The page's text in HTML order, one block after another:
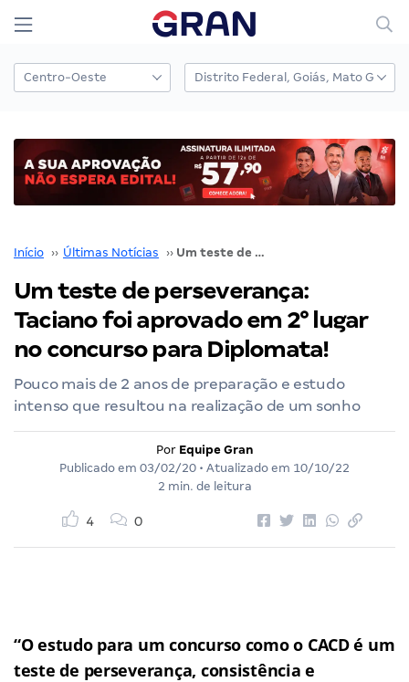
Início ›› Últimas Notícias ›› Um teste de perseverança: Taciano foi aprovado em 2° lugar no concurso para Diplomata!
Um teste de perseverança:
Taciano foi aprovado em 2° lugar
no concurso para Diplomata!
Pouco mais de 2 anos de preparação e estudo
intenso que resultou na realização de um sonho
Por Equipe Gran
Publicado em 03/02/20 • Atualizado em 10/10/22
2 min. de leitura
4 0
“O estudo para um concurso como o CACD é um
teste de perseverança, consistência e